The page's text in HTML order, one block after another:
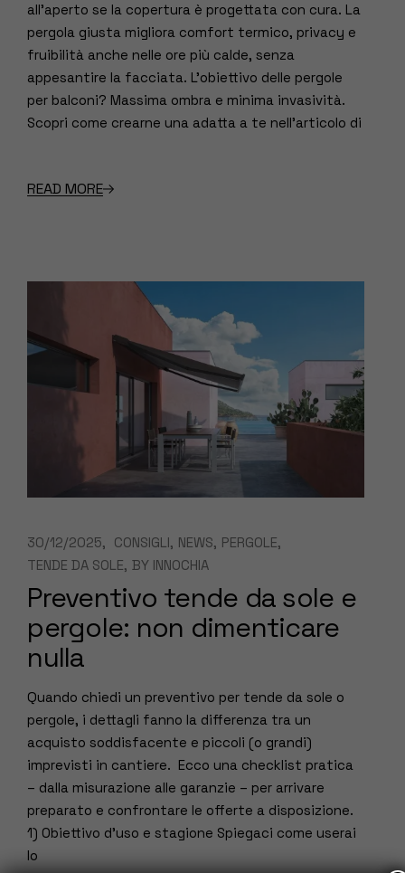
all’aperto se la copertura è progettata con cura. La
pergola giusta migliora comfort termico, privacy e
fruibilità anche nelle ore più calde, senza
appesantire la facciata. L’obiettivo delle pergole
per balconi? Massima ombra e minima invasività.
Scopri come crearne una adatta a te nell’articolo di
READ MORE
30/12/2025 CONSIGLI NEWS PERGOLE
TENDE DA SOLE BY INNOCHIA
Preventivo tende da sole e
pergole: non dimenticare
nulla
Quando chiedi un preventivo per tende da sole o
pergole, i dettagli fanno la differenza tra un
acquisto soddisfacente e piccoli (o grandi)
imprevisti in cantiere. Ecco una checklist pratica
– dalla misurazione alle garanzie – per arrivare
preparato e confrontare le offerte a disposizione.
1) Obiettivo d’uso e stagione Spiegaci come userai
lo